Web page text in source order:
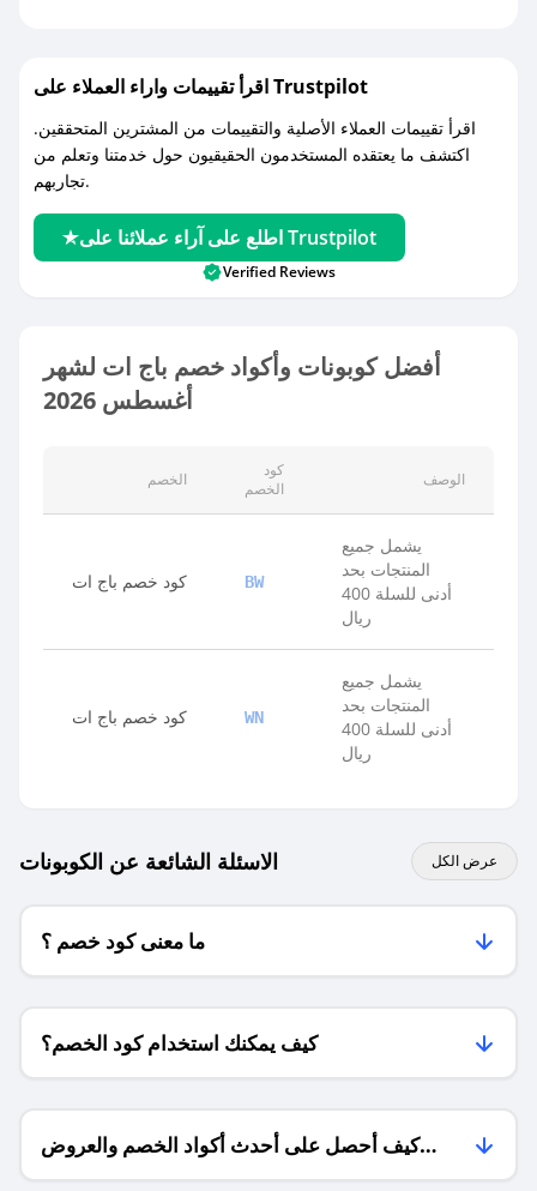
اقرأ تقييمات واراء العملاء على Trustpilot
اقرأ تقييمات العملاء الأصلية والتقييمات من المشترين المتحققين.
اكتشف ما يعتقده المستخدمون الحقيقيون حول خدمتنا وتعلم من
تجاربهم.
اطلع على آراء عملائنا على Trustpilot
Verified Reviews
أفضل كوبونات وأكواد خصم باج ات لشهر
أغسطس 2026
الخصم
كود
الخصم
الوصف
كود خصم باج ات BW
يشمل جميع
المنتجات بحد
أدنى للسلة 400
ريال
كود خصم باج ات WN
يشمل جميع
المنتجات بحد
أدنى للسلة 400
ريال
الاسئلة الشائعة عن الكوبونات عرض الكل
ما معنى كود خصم ؟
كيف يمكنك استخدام كود الخصم؟
كيف أحصل على أحدث أكواد الخصم والعروض
للمتاجر؟